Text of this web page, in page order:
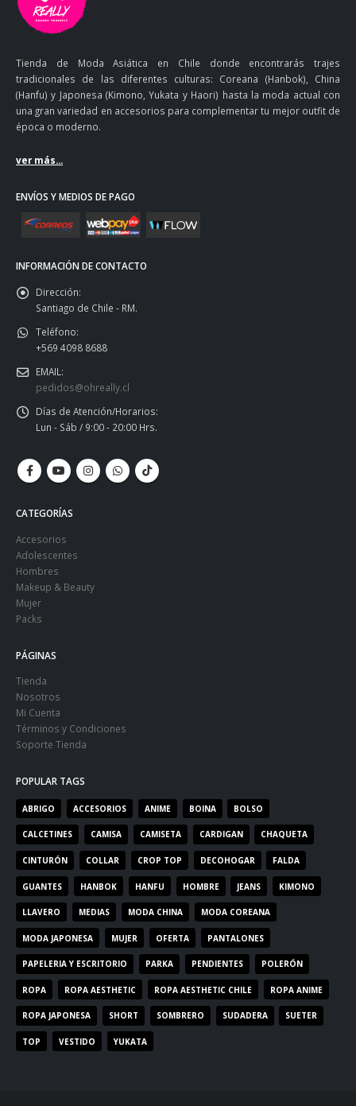
Tienda de Moda Asiática en Chile donde encontrarás trajes
tradicionales de las diferentes culturas: Coreana (Hanbok), China
(Hanfu) y Japonesa (Kimono, Yukata y Haori) hasta la moda actual con
una gran variedad en accesorios para complementar tu mejor outfit de
época o moderno.
ver más...
ENVÍOS Y MEDIOS DE PAGO
INFORMACIÓN DE CONTACTO
Dirección:
Santiago de Chile - RM.
Teléfono:
+569 4098 8688
EMAIL:
pedidos@ohreally.cl
Días de Atención/Horarios:
Lun - Sáb / 9:00 - 20:00 Hrs.
CATEGORÍAS
Accesorios
Adolescentes
Hombres
Makeup & Beauty
Mujer
Packs
PÁGINAS
Tienda
Nosotros
Mi Cuenta
Términos y Condiciones
Soporte Tienda
POPULAR TAGS
ABRIGO ACCESORIOS ANIME BOINA BOLSO
CALCETINES CAMISA CAMISETA CARDIGAN CHAQUETA
CINTURÓN COLLAR CROP TOP DECOHOGAR FALDA
GUANTES HANBOK HANFU HOMBRE JEANS KIMONO
LLAVERO MEDIAS MODA CHINA MODA COREANA
MODA JAPONESA MUJER OFERTA PANTALONES
PAPELERIA Y ESCRITORIO PARKA PENDIENTES POLERÓN
ROPA ROPA AESTHETIC ROPA AESTHETIC CHILE ROPA ANIME
ROPA JAPONESA SHORT SOMBRERO SUDADERA SUETER
TOP VESTIDO YUKATA